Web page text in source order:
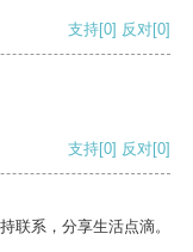
支持[0] 反对[0]
支持[0] 反对[0]
联系，分享生活点滴。